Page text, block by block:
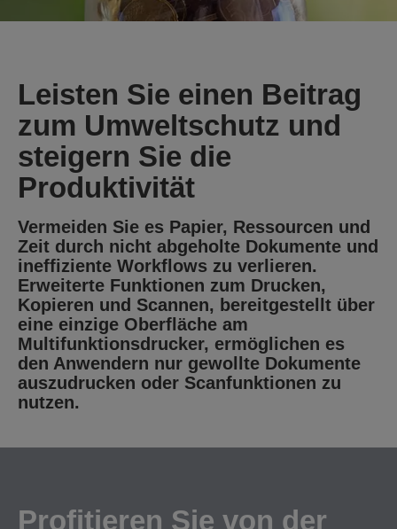
Leisten Sie einen Beitrag
zum Umweltschutz und
steigern Sie die
Produktivität
Vermeiden Sie es Papier, Ressourcen und
Zeit durch nicht abgeholte Dokumente und
ineffiziente Workflows zu verlieren.
Erweiterte Funktionen zum Drucken,
Kopieren und Scannen, bereitgestellt über
eine einzige Oberfläche am
Multifunktionsdrucker, ermöglichen es
den Anwendern nur gewollte Dokumente
auszudrucken oder Scanfunktionen zu
nutzen.
Profitieren Sie von der